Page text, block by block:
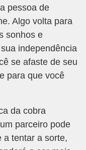
pessoa de
Algo volta para
sonhos e
independência
se afaste de seu
para que você
da cobra
parceiro pode
a tentar a sorte,